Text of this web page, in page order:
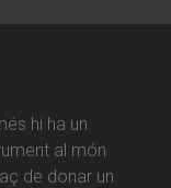
hi ha un
al món
de donar un